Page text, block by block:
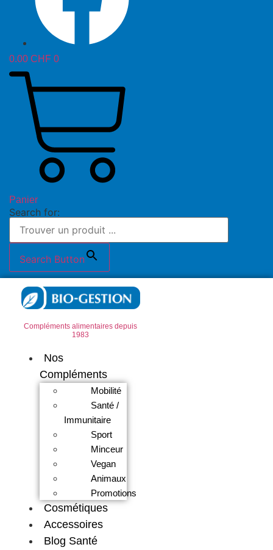
0.00 CHF 0
Panier
Search for:
Search Button
Compléments alimentaires depuis
1983
Nos
Compléments
Mobilité
Santé /
Immunitaire
Sport
Minceur
Vegan
Animaux
Promotions
Cosmétiques
Accessoires
Blog Santé